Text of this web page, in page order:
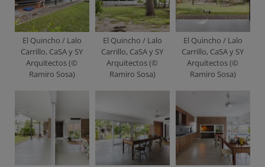
El Quincho / Lalo
Carrillo, CaSA y SY
Arquitectos (©
Ramiro Sosa)
El Quincho / Lalo
Carrillo, CaSA y SY
Arquitectos (©
Ramiro Sosa)
El Quincho / Lalo
Carrillo, CaSA y SY
Arquitectos (©
Ramiro Sosa)